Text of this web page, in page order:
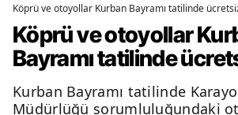
Köprü ve otoyollar Kurban Bayramı tatilinde
Köprü ve otoyollar
Bayramı tatilinde
Kurban Bayramı tatilinde
Müdürlüğü sorumluluğundaki